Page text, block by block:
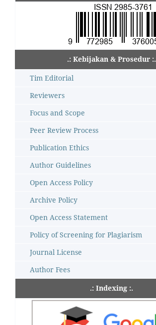
.: Kebijakan & Prosedur :.
Tim Editorial
Reviewers
Focus and Scope
Peer Review Process
Publication Ethics
Author Guidelines
Open Access Policy
Archive Policy
Open Access Statement
Policy of Screening for Plagiarism
Journal License
Author Fees
.: Indexing :.